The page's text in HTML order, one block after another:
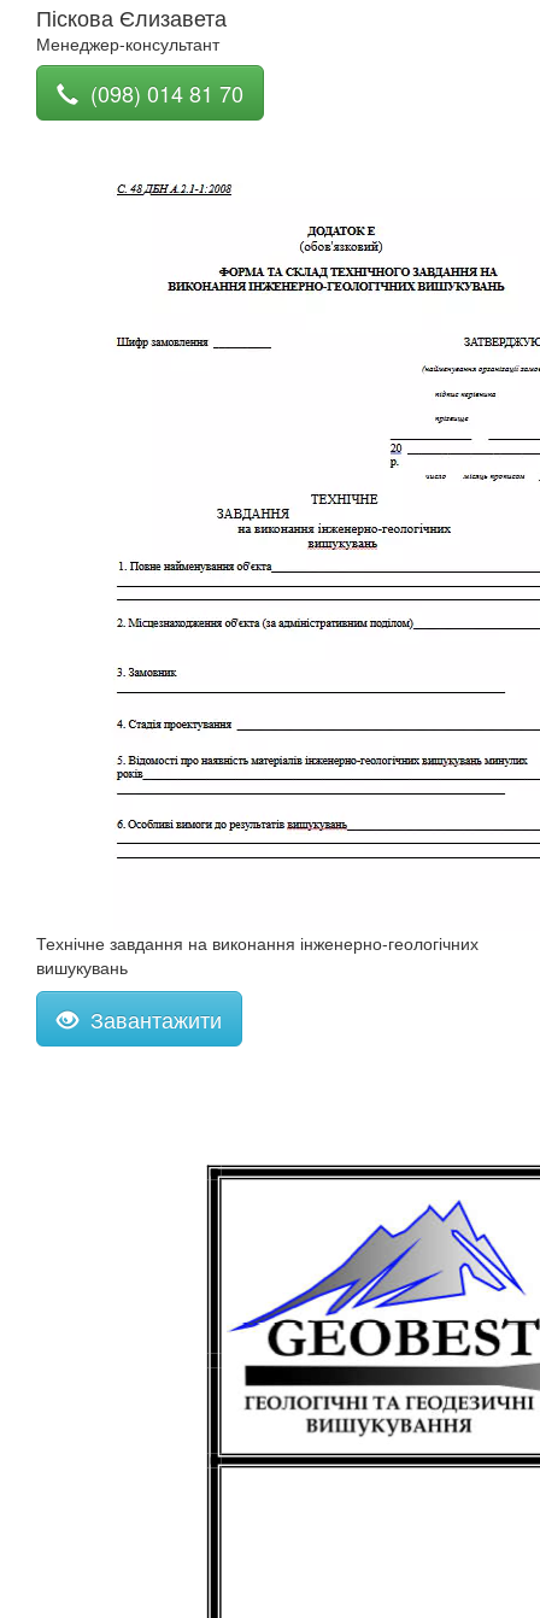
Піскова Єлизавета
Менеджер-консультант
(098) 014 81 70
Технічне завдання на виконання інженерно-геологічних
вишукувань
Завантажити